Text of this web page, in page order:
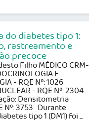
do diabetes tipo 1:
rastreamento e
precoce
Filho MÉDICO CRM-
E
- RQE Nº: 1026
- RQE Nº: 2304
Densitometria
Nº: 3753 Durante
tipo 1 (DM1) foi ...